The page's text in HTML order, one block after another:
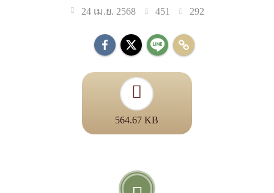
24 เม.ย. 2568 451 292
564.67 KB